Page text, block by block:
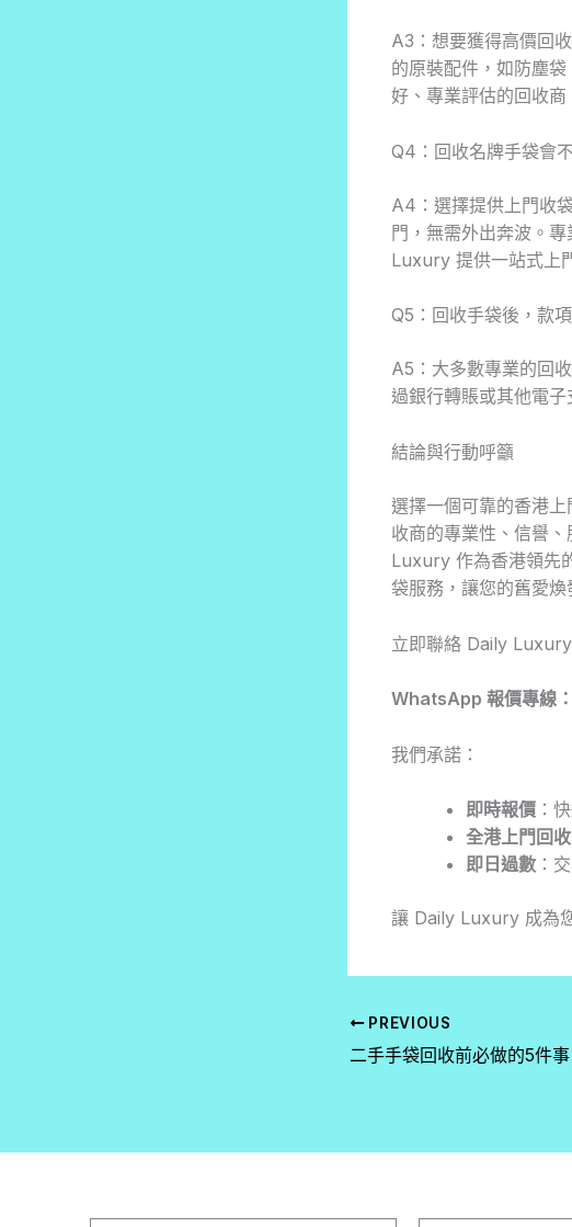
A3：想要獲得高價回
的原裝配件，如防塵
好、專業評估的回收
Q4：回收名牌手袋會
A4：選擇提供上門收
門，無需外出奔波。
Luxury 提供一站式上
Q5：回收手袋後，款
A5：大多數專業的回
過銀行轉賬或其他電
結論與行動呼籲
選擇一個可靠的香港
收商的專業性、信譽
Luxury 作為香港領先
袋服務，讓您的舊愛煥
立即聯絡 Daily Luxury
WhatsApp 報價專線
我們承諾：
即時報價 ：
全港上門回收
即日過數 ：
讓 Daily Luxury 成為
PREVIOUS